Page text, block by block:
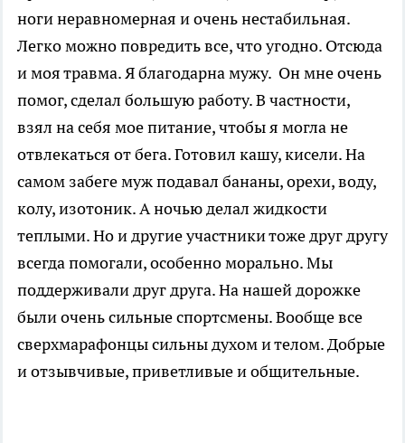
ноги неравномерная и очень нестабильная.
Легко можно повредить все, что угодно. Отсюда
и моя травма. Я благодарна мужу. Он мне очень
помог, сделал большую работу. В частности,
взял на себя мое питание, чтобы я могла не
отвлекаться от бега. Готовил кашу, кисели. На
самом забеге муж подавал бананы, орехи, воду,
колу, изотоник. А ночью делал жидкости
теплыми. Но и другие участники тоже друг другу
всегда помогали, особенно морально. Мы
поддерживали друг друга. На нашей дорожке
были очень сильные спортсмены. Вообще все
сверхмарафонцы сильны духом и телом. Добрые
и отзывчивые, приветливые и общительные.